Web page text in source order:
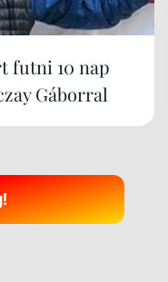
futni 10 nap
Gáborral